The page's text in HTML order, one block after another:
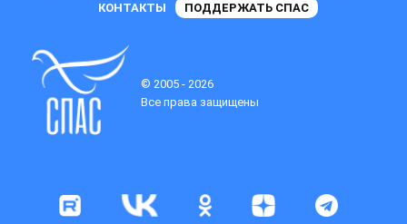
КОНТАКТЫ
ПОДДЕРЖАТЬ СПАС
© 2005 - 2026
Все права защищены